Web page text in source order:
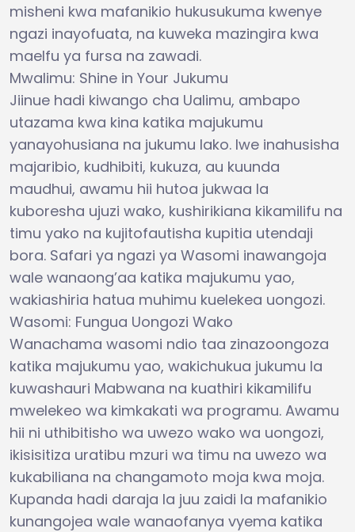
misheni kwa mafanikio hukusukuma kwenye
ngazi inayofuata, na kuweka mazingira kwa
maelfu ya fursa na zawadi.
Mwalimu: Shine in Your Jukumu
Jiinue hadi kiwango cha Ualimu, ambapo
utazama kwa kina katika majukumu
yanayohusiana na jukumu lako. Iwe inahusisha
majaribio, kudhibiti, kukuza, au kuunda
maudhui, awamu hii hutoa jukwaa la
kuboresha ujuzi wako, kushirikiana kikamilifu na
timu yako na kujitofautisha kupitia utendaji
bora. Safari ya ngazi ya Wasomi inawangoja
wale wanaong’aa katika majukumu yao,
wakiashiria hatua muhimu kuelekea uongozi.
Wasomi: Fungua Uongozi Wako
Wanachama wasomi ndio taa zinazoongoza
katika majukumu yao, wakichukua jukumu la
kuwashauri Mabwana na kuathiri kikamilifu
mwelekeo wa kimkakati wa programu. Awamu
hii ni uthibitisho wa uwezo wako wa uongozi,
ikisisitiza uratibu mzuri wa timu na uwezo wa
kukabiliana na changamoto moja kwa moja.
Kupanda hadi daraja la juu zaidi la mafanikio
kunangojea wale wanaofanya vyema katika